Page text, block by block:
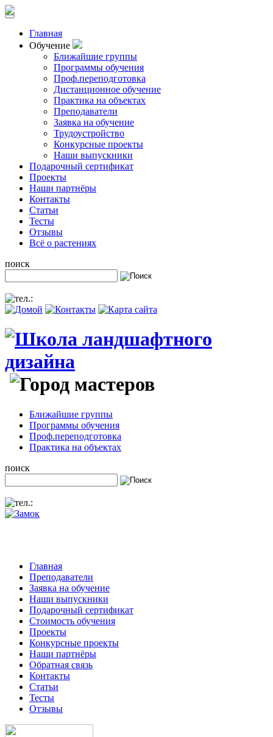
Главная
Обучение
Ближайшие группы
Программы обучения
Проф.переподготовка
Дистанционное обучение
Практика на объектах
Преподаватели
Заявка на обучение
Трудоустройство
Конкурсные проекты
Наши выпускники
Подарочный сертификат
Проекты
Наши партнёры
Контакты
Статьи
Тесты
Отзывы
Всё о растениях
поиск
Ближайшие группы
Программы обучения
Проф.переподготовка
Практика на объектах
поиск
Главная
Преподаватели
Заявка на обучение
Наши выпускники
Подарочный сертификат
Стоимость обучения
Проекты
Конкурсные проекты
Наши партнёры
Обратная связь
Контакты
Статьи
Тесты
Отзывы